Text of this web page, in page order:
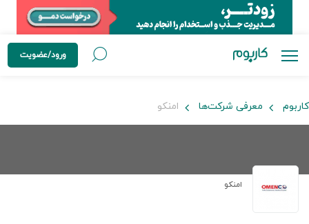
ورود/عضویت
کاربوم معرفی شرکت‌ها امنکو
امنکو